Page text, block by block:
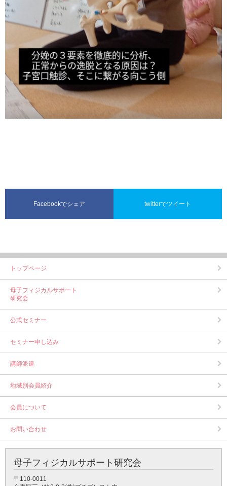
Facebookでシェア twitterでツイート
トップページ
母子フィジカルサポート
研究会
公式セミナー
セミナー申し込み
講師派遣
地域別会員紹介
会員について
お問い合わせ
母子フィジカルサポート研究会
〒110-0011